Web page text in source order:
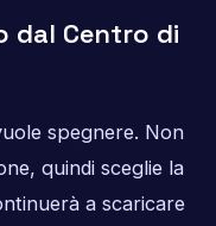
dal Centro di
spegnere. Non
quindi sceglie la
a scaricare